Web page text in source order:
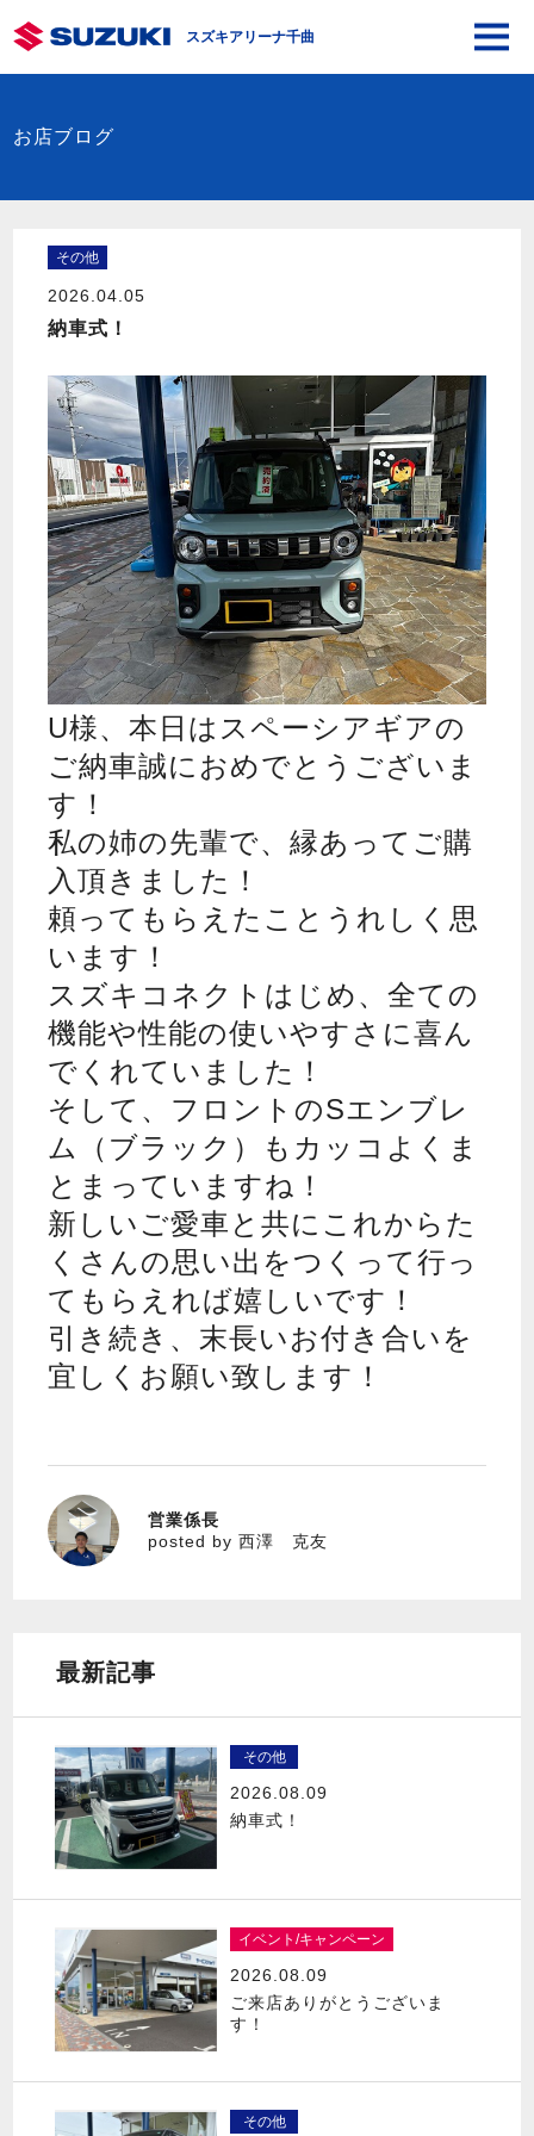
スズキアリーナ千曲
お店ブログ
その他
2026.04.05
納車式！
U様、本日はスペーシアギアの
ご納車誠におめでとうございま
す！
私の姉の先輩で、縁あってご購
入頂きました！
頼ってもらえたことうれしく思
います！
スズキコネクトはじめ、全ての
機能や性能の使いやすさに喜ん
でくれていました！
そして、フロントのSエンブレ
ム（ブラック）もカッコよくま
とまっていますね！
新しいご愛車と共にこれからた
くさんの思い出をつくって行っ
てもらえれば嬉しいです！
引き続き、末長いお付き合いを
宜しくお願い致します！
西澤 克友
営業係長
posted by 西澤 克友
最新記事
その他
2026.08.09
納車式！
イベント/キャンペーン
2026.08.09
ご来店ありがとうございま
す！
その他